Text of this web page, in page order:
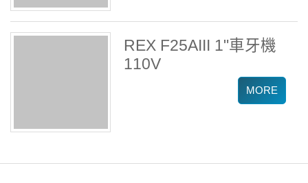
REX F25AIII 1"車牙機
110V